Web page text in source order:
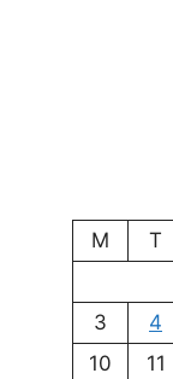
M
T
3
4
10
11